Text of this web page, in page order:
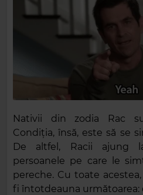
Nativii din zodia Rac
Condiția, însă, este să se
De altfel, Racii ajung
persoanele pe care le
pereche. Cu toate
fi întotdeauna următoarea: